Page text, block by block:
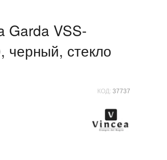
Garda VSS-
черный, стекло
КОД: 37737